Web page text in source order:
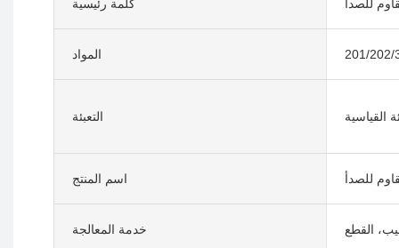
كلمة رئيسية للصدأ
المواد 201/202/
التعبئة القياسية
اسم المنتج للصدأ
خدمة المعالجة القطع